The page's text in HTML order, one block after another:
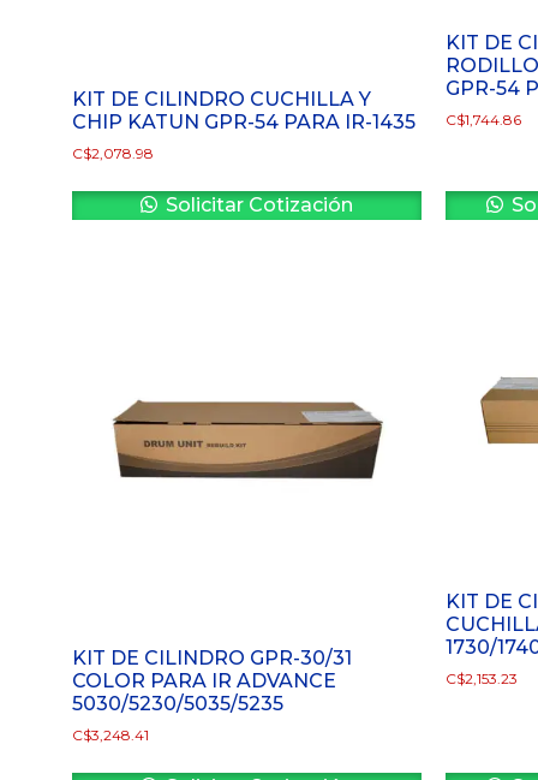
KIT DE CILINDRO CUCHILLA Y
CHIP KATUN GPR-54 PARA IR-1435
C$2,078.98
Solicitar Cotización
KIT DE
GPR-54
C$1,744.86
KIT DE CILINDRO GPR-30/31
COLOR PARA IR ADVANCE
5030/5230/5035/5235
C$3,248.41
KIT DE
1730/
C$2,153.23